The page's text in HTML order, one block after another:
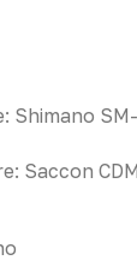
Shimano
Saccon